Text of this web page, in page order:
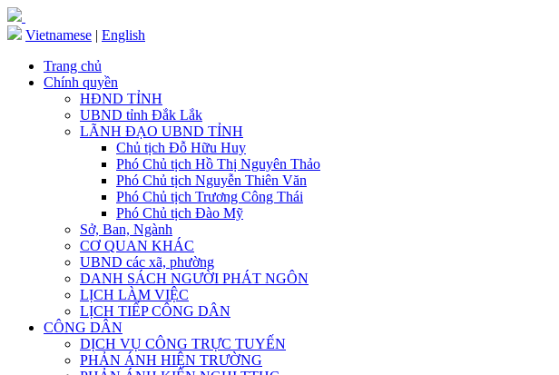
Vietnamese | English
Trang chủ
Chính quyền
HĐND TỈNH
UBND tỉnh Đắk Lắk
LÃNH ĐẠO UBND TỈNH
Chủ tịch Đỗ Hữu Huy
Phó Chủ tịch Hồ Thị Nguyên Thảo
Phó Chủ tịch Nguyễn Thiên Văn
Phó Chủ tịch Trương Công Thái
Phó Chủ tịch Đào Mỹ
Sở, Ban, Ngành
CƠ QUAN KHÁC
UBND các xã, phường
DANH SÁCH NGƯỜI PHÁT NGÔN
LỊCH LÀM VIỆC
LỊCH TIẾP CÔNG DÂN
CÔNG DÂN
DỊCH VỤ CÔNG TRỰC TUYẾN
PHẢN ÁNH HIỆN TRƯỜNG